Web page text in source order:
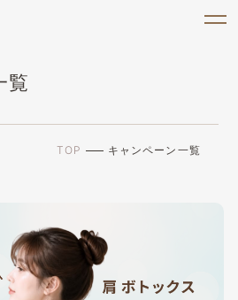
覧
TOP キャンペーン一覧